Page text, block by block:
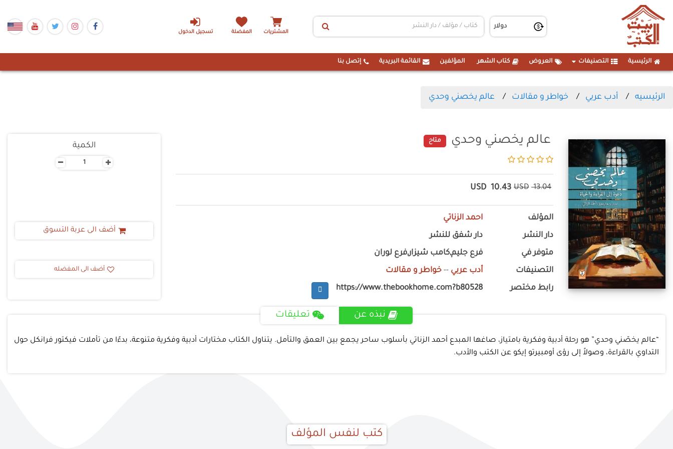
تسجيل الدخول المشتريات المفضلة
الرئيسية التصنيفات العروض كتاب الشهر المؤلفين القائمة البريدية إتصل بنا
الرئيسيه أدب عربي خواطر و مقالات عالم يخصني وحدي
عالم يخصني وحدي متاح
13.04
USD
10.43
USD
المؤلف احمد الزناتي
دار النشر دار شفق للنشر
متوفر في فرع جليم,كامب شيزار,فرع لوران
التصنيفات أدب عربي -- خواطر و مقالات
رابط مختصر https://www.thebookhome.com?b80528
الكمية
- +
أضف الى عربة التسوق
أضف الى المفضله
نبذه عن تعليقات
“عالم يخصّني وحدي” هو رحلة أدبية وفكرية بامتياز، صاغها المبدع أحمد الزناتي بأسلوب ساحر يجمع بين العمق والتأمل. يتناول الكتاب مختارات أدبية وفكرية متنوعة، بدءًا من تأملات فيكتور فرانكل حول
التداوي بالقراءة، وصولاً إلى رؤى أومبيرتو إيكو عن الكتب والأدب.
كتب لنفس المؤلف